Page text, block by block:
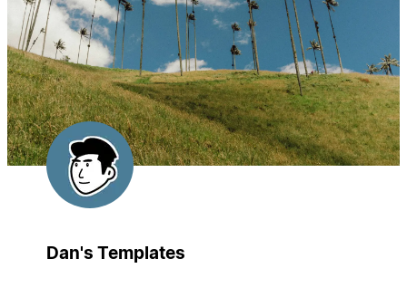
Dan's Templates